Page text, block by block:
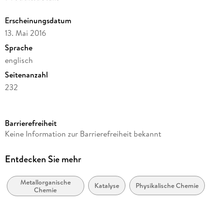
Erscheinungsdatum
13. Mai 2016
Sprache
englisch
Seitenanzahl
232
Herausgegeben von
Verlag/Hersteller
Produktart
gebunden
Barrierefreiheit
Keine Information zur Barrierefreiheit bekannt
Entdecken Sie mehr
Metallorganische
Chemie
Katalyse Physikalische Chemie